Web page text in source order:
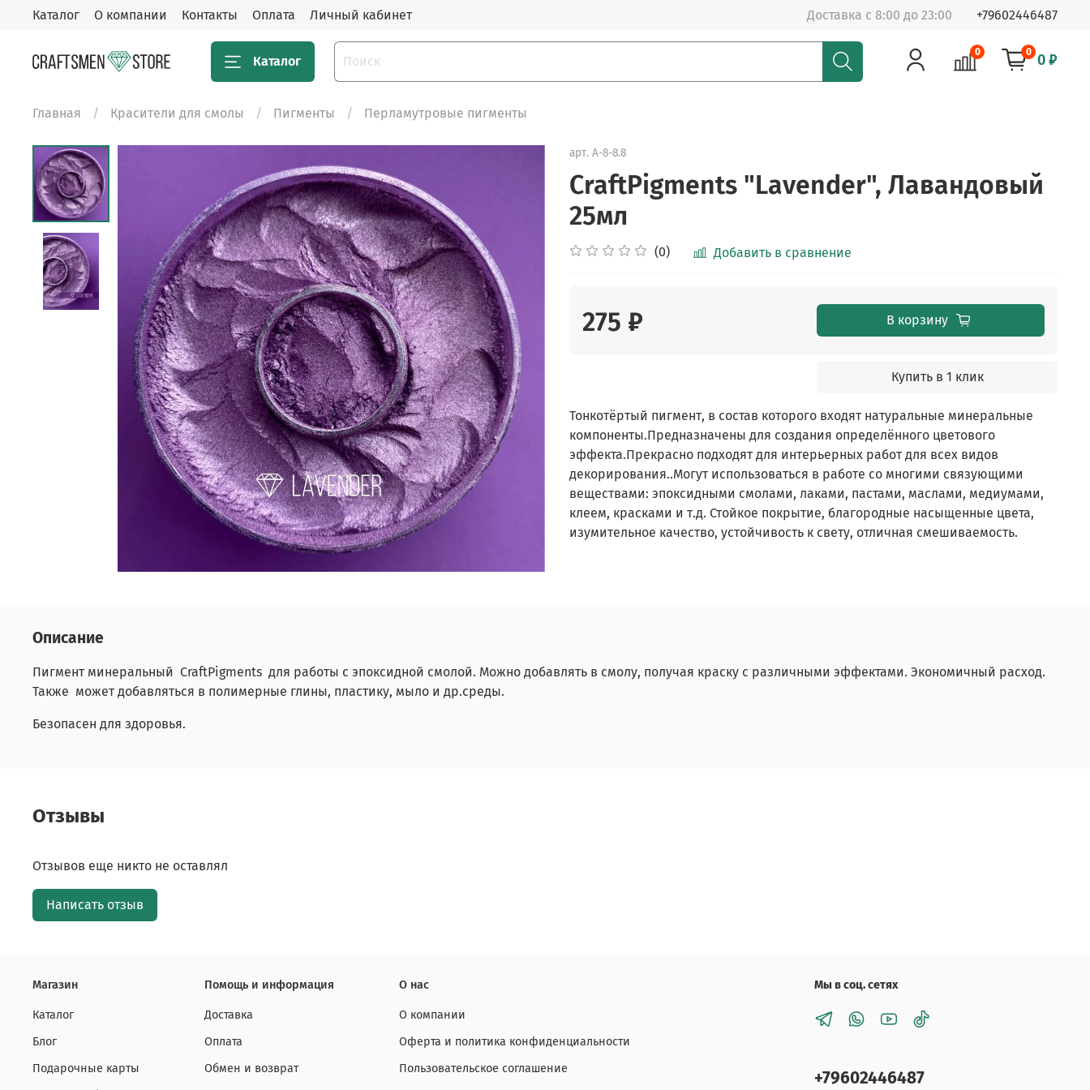
Каталог О компании Контакты Оплата Личный кабинет Доставка с 8:00 до 23:00 +79602446487
Каталог
0 0 0 ₽
Главная Красители для смолы Пигменты Перламутровые пигменты
арт. A-8-8.8
CraftPigments "Lavender", Лавандовый
25мл
(0) Добавить в сравнение
275 ₽ В корзину
Купить в 1 клик
Тонкотёртый пигмент, в состав которого входят натуральные минеральные
компоненты.Предназначены для создания определённого цветового
эффекта.Прекрасно подходят для интерьерных работ для всех видов
декорирования..Могут использоваться в работе со многими связующими
веществами: эпоксидными смолами, лаками, пастами, маслами, медиумами,
клеем, красками и т.д. Стойкое покрытие, благородные насыщенные цвета,
изумительное качество, устойчивость к свету, отличная смешиваемость.
Описание
Пигмент минеральный CraftPigments для работы с эпоксидной смолой. Можно добавлять в смолу, получая краску с различными эффектами. Экономичный расход.
Также может добавляться в полимерные глины, пластику, мыло и др.среды.
Безопасен для здоровья.
Отзывы
Отзывов еще никто не оставлял
Написать отзыв
Магазин
Каталог
Блог
Подарочные карты
Помощь и информация
Доставка
Оплата
Обмен и возврат
О нас
О компании
Оферта и политика конфиденциальности
Пользовательское соглашение
Мы в соц. сетях
+79602446487